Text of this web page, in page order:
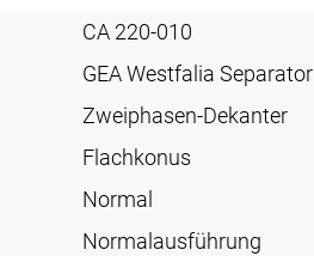
CA 220-010
GEA Westfalia Separator
Zweiphasen-Dekanter
Flachkonus
Normal
Normalausführung